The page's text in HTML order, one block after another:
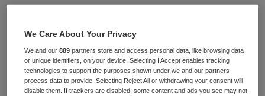
Zorgmanagement Lid Raad van Toezicht
Overige
AANSTELLING
Vaste aanstelling
We Care About Your Privacy
We and our889 partners store and access personal data, like browsing data
or unique identifiers, on your device. Selecting I Accept enables tracking
technologies to support the purposes shown under we and our partners
process data to provide. Selecting Reject All or withdrawing your consent will
disable them. If trackers are disabled, some content and ads you see may not